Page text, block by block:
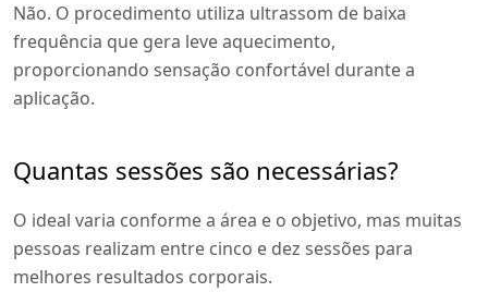
Não. O procedimento utiliza ultrassom de baixa
frequência que gera leve aquecimento,
proporcionando sensação confortável durante a
aplicação.
Quantas sessões são necessárias?
O ideal varia conforme a área e o objetivo, mas muitas
pessoas realizam entre cinco e dez sessões para
melhores resultados corporais.